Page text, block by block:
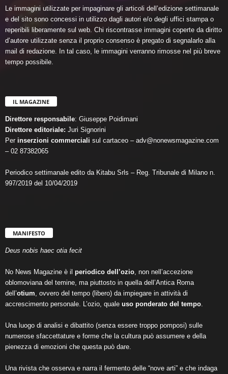
Le immagini utilizzate per impaginare gli articoli dell’edizione settimanale
e del sito sono concessi in utilizzo dagli autori e/o degli uffici stampa o
reperibili liberamente sul web. Chi riscontrasse immagini coperte da diritto
d’autore utilizzate senza il proprio consenso è pregato di segnalarlo alla
mail di redazione. In tal caso, le immagini verranno rimosse nel più breve
tempo possibile.
IL MAGAZINE
Direttore responsabile: Giuseppe Poidimani
Direttore editoriale: Juri Signorini
Per inserzioni commerciali sul cartaceo – adv@nonewsmagazine.com
– 02 87382065
Periodico settimanale edito da Kitabu Srls – Reg. Tribunale di Milano n.
997/2019 del 10/04/2019
MANIFESTO
Deus nobis haec otia fecit
No News Magazine è il periodico dell’ozio , non nell’accezione
oblomoviana del temine, ma piuttosto in quella dell’Antica Roma
dell’otium , ovvero del tempo (libero) da impiegare in attività di
accrescimento personale. L’ozio, quale uso ponderato del tempo
Una luogo di analisi e dibattito (senza essere troppo pomposi) sulle
numerose sfaccettature e forme che la cultura può assumere e della
pienezza di emozioni che questa può dare.
Una rivista che osserva e narra il fermento delle “nove arti” e che indaga